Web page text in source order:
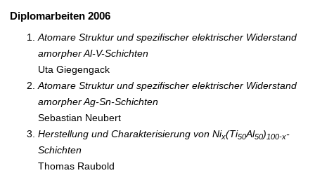
Diplomarbeiten 2006
Atomare Struktur und spezifischer elektrischer Widerstand
amorpher Al-V-Schichten
Uta Giegengack
Atomare Struktur und spezifischer elektrischer Widerstand
amorpher Ag-Sn-Schichten
Sebastian Neubert
Herstellung und Charakterisierung von Nix(Ti50Al50)100-x-
Schichten
Thomas Raubold